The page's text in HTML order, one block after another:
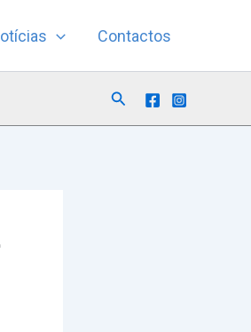
Contactos
Search